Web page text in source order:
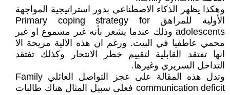
وهكذا يظهر الذكاء الاصطناعي بدور استراتيجية المواجهة
الأولية للمراهق Primary coping strategy for
adolescents وذلك عندما يشعر بأنه غير مسموع او غير
محمي عاطفيا في البيت. ورغم ان هذه الالية مريحة الا
انها تفتقد القابلية لتقييم خطر الانتحار وكذلك تفتقد
التداخل السريري وغيرها.
وتدل هذه المقالة على عجز التواصل العائلي Family
communication deficit فعلى سبيل المثال هناك طالبات